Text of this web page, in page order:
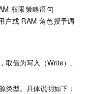
权限策略语句
户或 RAM 角色授予调
值为写入（Write）、
类型。具体说明如下：